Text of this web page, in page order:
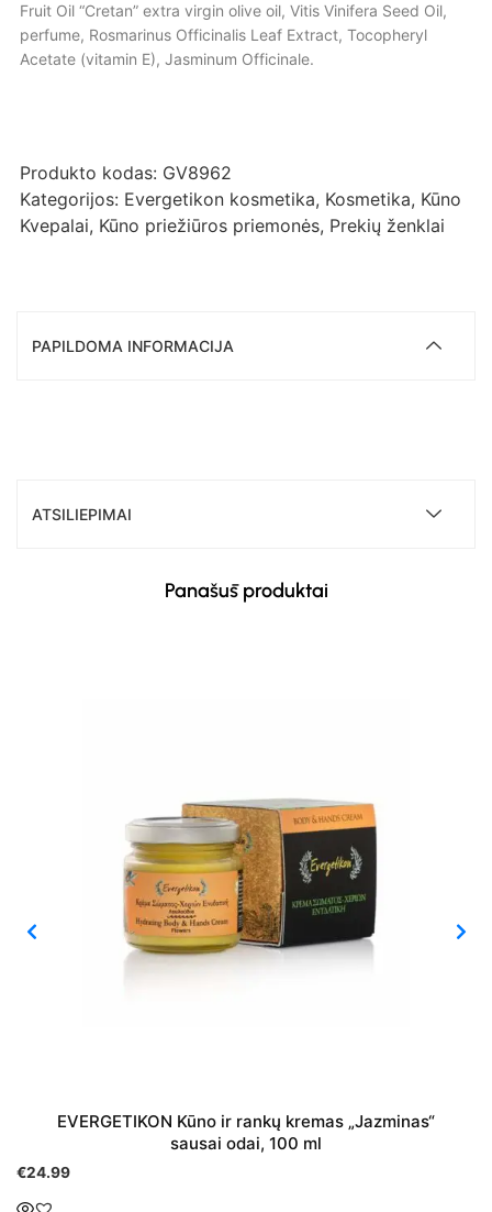
Fruit Oil “Cretan” extra virgin olive oil, Vitis Vinifera Seed Oil,
perfume, Rosmarinus Officinalis Leaf Extract, Tocopheryl
Acetate (vitamin E), Jasminum Officinale.
Produkto kodas: GV8962
Kategorijos: Evergetikon kosmetika, Kosmetika, Kūno
Kvepalai, Kūno priežiūros priemonės, Prekių ženklai
PAPILDOMA INFORMACIJA
ATSILIEPIMAI
Panašūs produktai
EVERGETIKON Kūno ir rankų kremas „Jazminas“
sausai odai, 100 ml
€24.99